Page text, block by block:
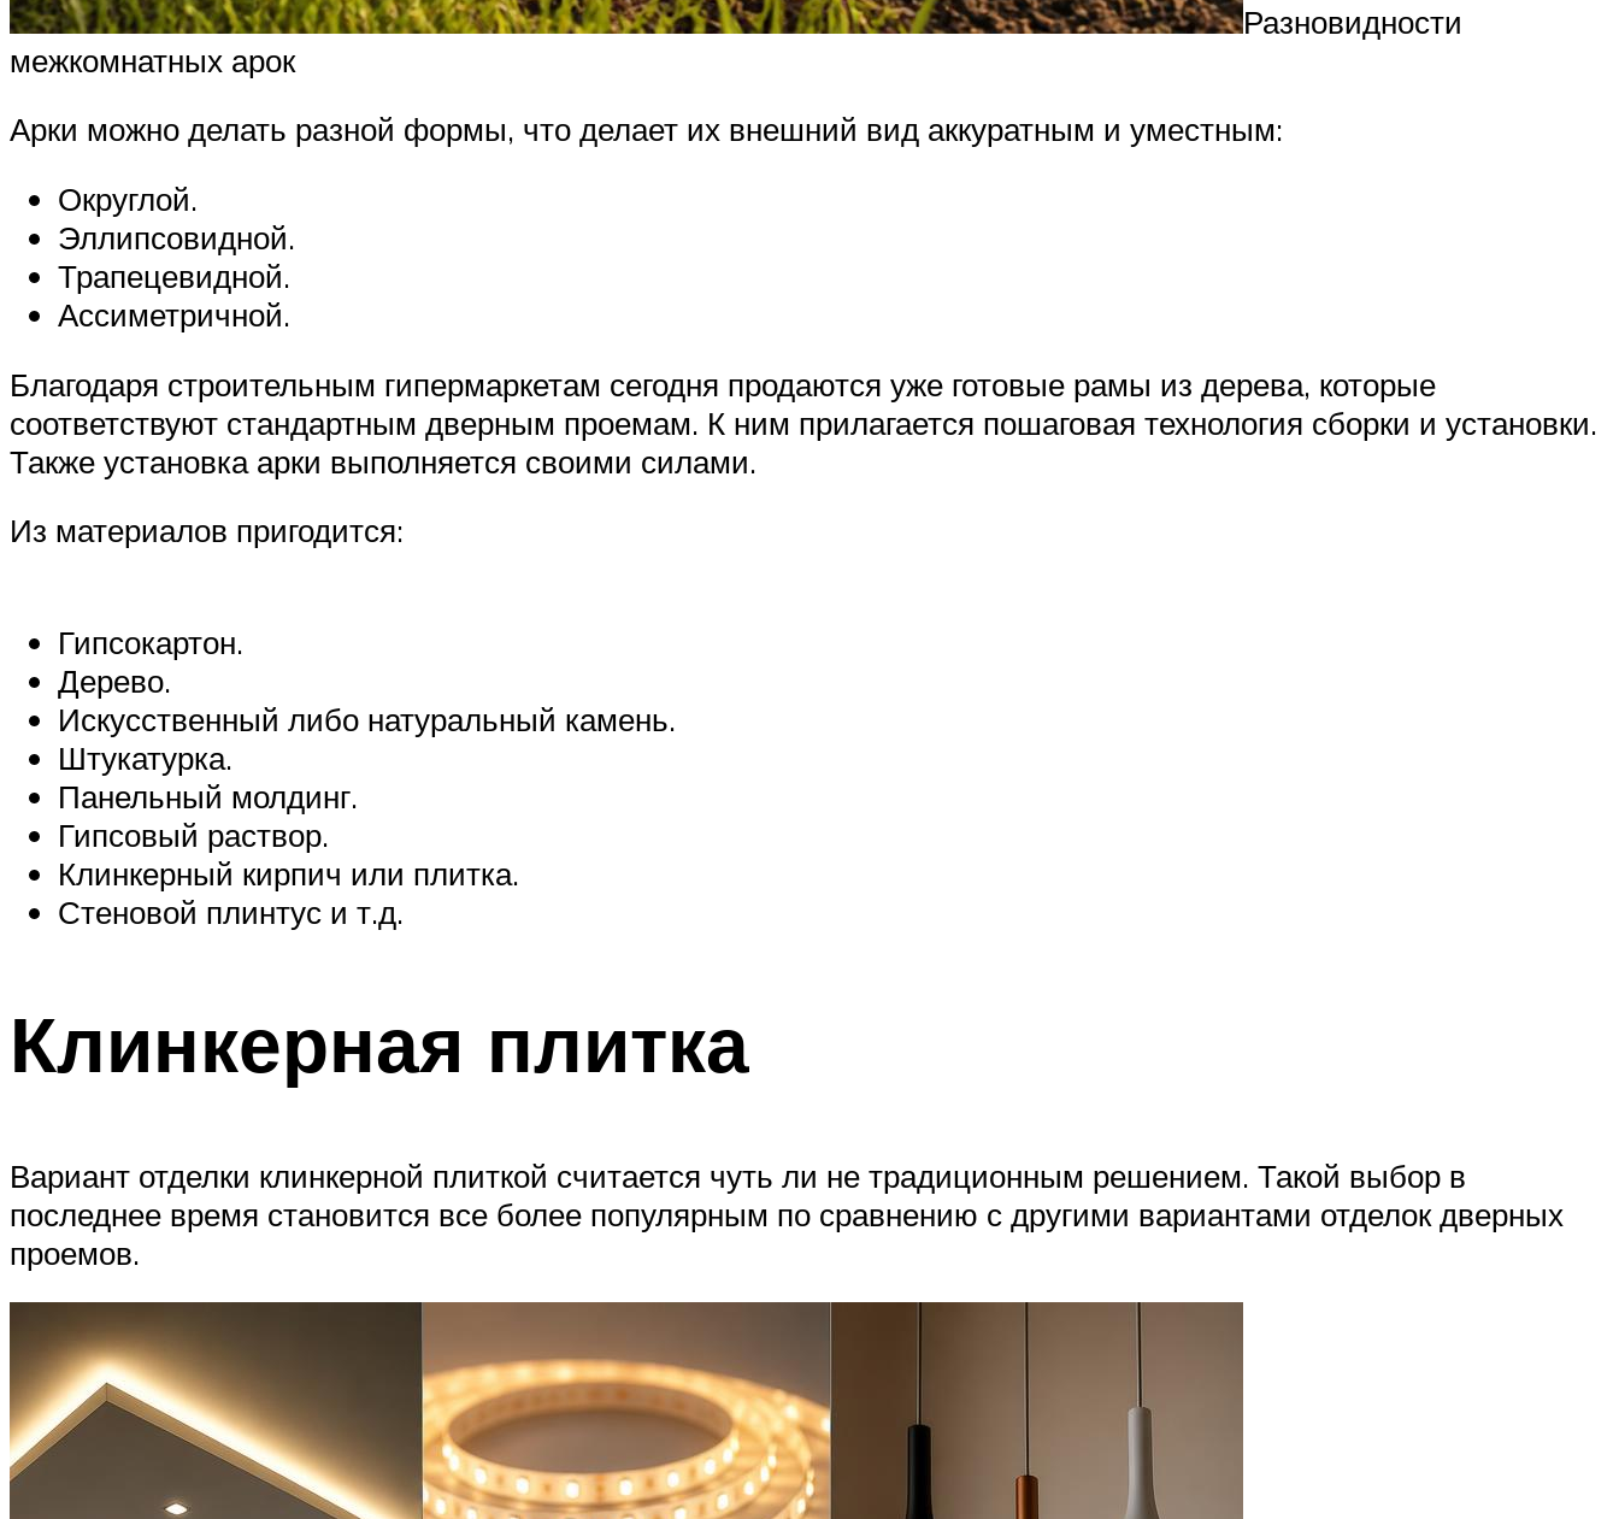
Разновидности
межкомнатных арок
Арки можно делать разной формы, что делает их внешний вид аккуратным и уместным:
Округлой.
Эллипсовидной.
Трапецевидной.
Ассиметричной.
Благодаря строительным гипермаркетам сегодня продаются уже готовые рамы из дерева, которые
соответствуют стандартным дверным проемам. К ним прилагается пошаговая технология сборки и установки.
Также установка арки выполняется своими силами.
Из материалов пригодится:
Гипсокартон.
Дерево.
Искусственный либо натуральный камень.
Штукатурка.
Панельный молдинг.
Гипсовый раствор.
Клинкерный кирпич или плитка.
Стеновой плинтус и т.д.
Клинкерная плитка
Вариант отделки клинкерной плиткой считается чуть ли не традиционным решением. Такой выбор в
последнее время становится все более популярным по сравнению с другими вариантами отделок дверных
проемов.